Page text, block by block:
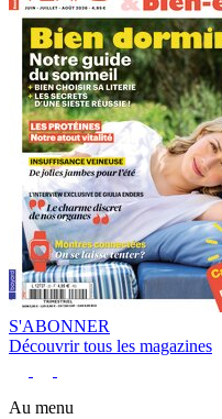
S'ABONNER
Découvrir tous les magazines
Au menu